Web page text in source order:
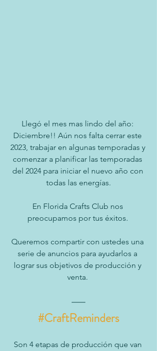
Llegó el mes mas lindo del año:
Diciembre!! Aún nos falta cerrar este
2023, trabajar en algunas temporadas y
comenzar a planificar las temporadas
del 2024 para iniciar el nuevo año con
todas las energías.
En Florida Crafts Club nos
preocupamos por tus éxitos.
Queremos compartir con ustedes una
serie de anuncios para ayudarlos a
lograr sus objetivos de producción y
venta.
#CraftReminders
Son 4 etapas de producción que van